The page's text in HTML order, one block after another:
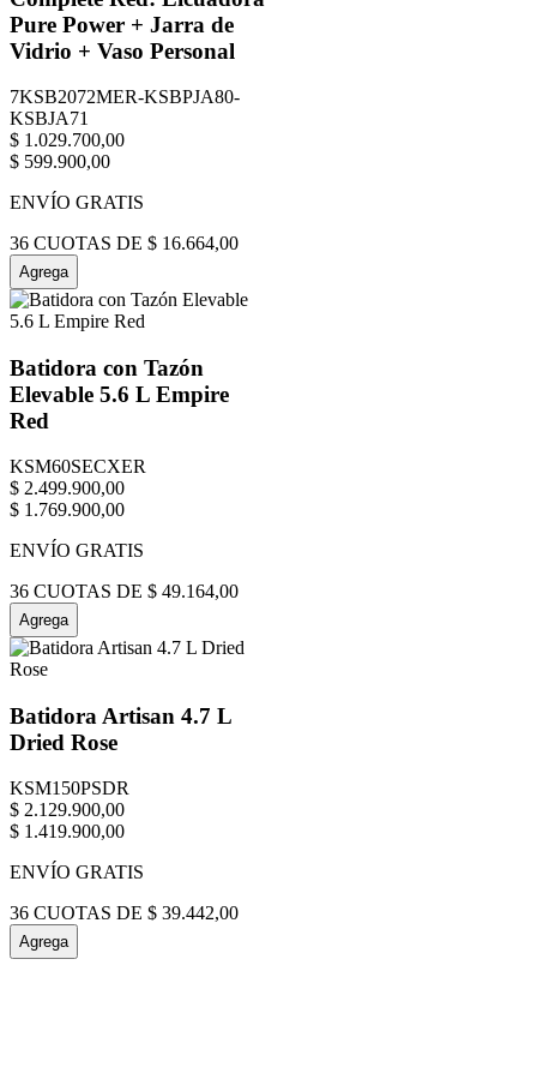
Pure Power + Jarra de
Vidrio + Vaso Personal
7KSB2072MER-KSBPJA80-
KSBJA71
$ 1 .029.700,00
$ 599.900,00
ENVÍO GRATIS
36 CUOTAS DE $ 16.664,00
Agrega
Batidora con Tazón
Elevable 5.6 L Empire
Red
KSM60SECXER
$ 2.499.900,00
$ 1 .769.900,00
ENVÍO GRATIS
36 CUOTAS DE $ 49.164,00
Agrega
Batidora Artisan 4.7 L
Dried Rose
KSM150PSDR
$ 2.129.900,00
$ 1 .419.900,00
ENVÍO GRATIS
36 CUOTAS DE $ 39.442,00
Agrega